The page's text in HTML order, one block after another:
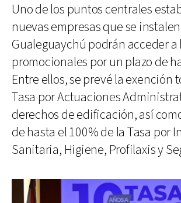
Uno de los puntos centrales
nuevas empresas que se
Gualeguaychú podrán acceder
promocionales por un plazo de
Entre ellos, se prevé la exención
Tasa por Actuaciones
derechos de edificación, así
de hasta el 100% de la Tasa por
Sanitaria, Higiene, Profilaxis y